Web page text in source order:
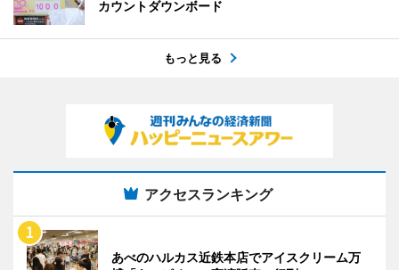
カウントダウンボード
もっと見る
アクセスランキング
あべのハルカス近鉄本店でアイスクリーム万